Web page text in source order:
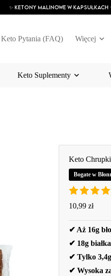
✨ ketony malinowe w kapsułkach ✨
Keto Pytania (FAQ) Więcej
Keto Suplementy
Keto
Bogate w
10,99 zł
✔ Aż 16g
✔ 18g
✔ Tylko
✔ Wysoka